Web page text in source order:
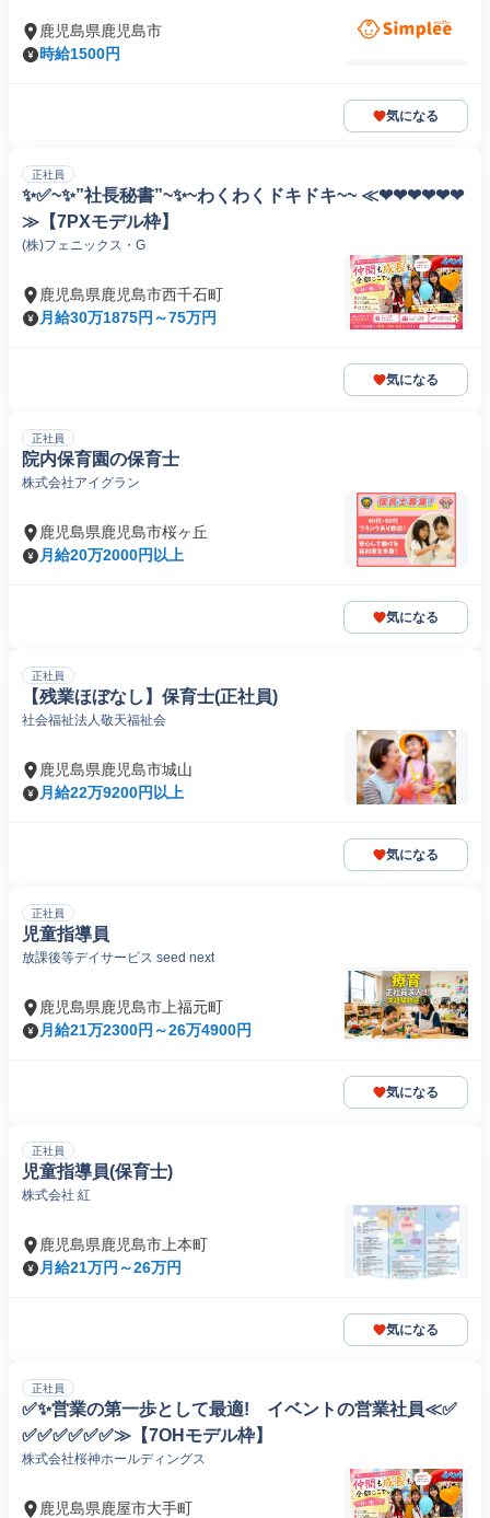
鹿児島県鹿児島市
時給1500円
気になる
正社員
✨✅~✨”社長秘書”~✨~わくわくドキドキ~~ ≪❤❤❤❤❤❤
≫【7PXモデル枠】
(株)フェニックス・G
鹿児島県鹿児島市西千石町
月給30万1875円～75万円
気になる
正社員
院内保育園の保育士
株式会社アイグラン
鹿児島県鹿児島市桜ヶ丘
月給20万2000円以上
気になる
正社員
【残業ほぼなし】保育士(正社員)
社会福祉法人敬天福祉会
鹿児島県鹿児島市城山
月給22万9200円以上
気になる
正社員
児童指導員
放課後等デイサービス seed next
鹿児島県鹿児島市上福元町
月給21万2300円～26万4900円
気になる
正社員
児童指導員(保育士)
株式会社 紅
鹿児島県鹿児島市上本町
月給21万円～26万円
気になる
正社員
✅✨営業の第一歩として最適! イベントの営業社員≪✅
✅✅✅✅✅✅≫【7OHモデル枠】
株式会社桜神ホールディングス
鹿児島県鹿屋市大手町